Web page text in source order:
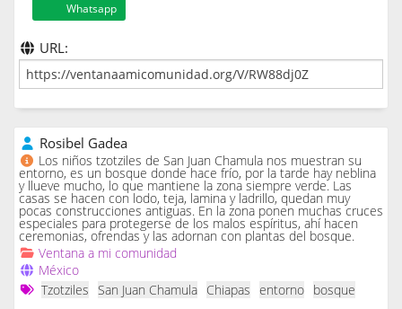
Whatsapp
URL:
Rosibel Gadea
Los niños tzotziles de San Juan Chamula nos muestran su
entorno, es un bosque donde hace frío, por la tarde hay neblina
y llueve mucho, lo que mantiene la zona siempre verde. Las
casas se hacen con lodo, teja, lamina y ladrillo, quedan muy
pocas construcciones antiguas. En la zona ponen muchas cruces
especiales para protegerse de los malos espíritus, ahí hacen
ceremonias, ofrendas y las adornan con plantas del bosque.
Ventana a mi comunidad
México
Tzotziles
San Juan Chamula Chiapas entorno bosque